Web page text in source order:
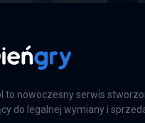
to nowoczesny serwis
do legalnej wymiany i